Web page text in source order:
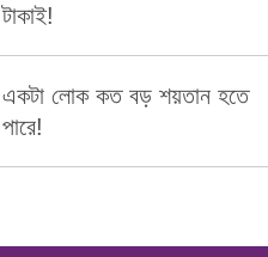
টাকাই!
একটা লোক কত বড় শয়তান হতে
পারে!